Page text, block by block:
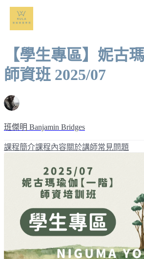
【學生專區】妮古
師資班 2025/07
班傑明 Banjamin Bridges
課程簡介課程內容關於講師常見問題